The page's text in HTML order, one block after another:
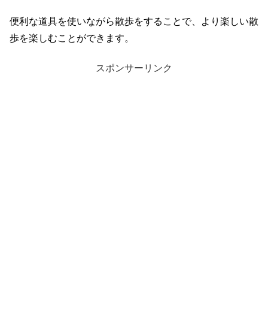
便利な道具を使いながら散歩をすることで、より楽しい散
歩を楽しむことができます。
スポンサーリンク